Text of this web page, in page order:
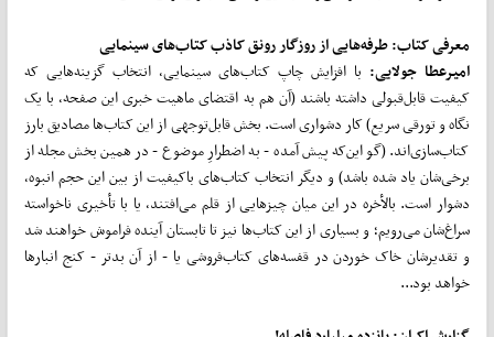
معرفی کتاب:طرفههایی از روزگار رونق کاذب کتابهای سینمایی
امیرعطا جولایی: با افزایش چاپ کتاب‌های سینمایی، انتخاب گزینه‌هایی که
کیفیت قابل‌قبولی داشته باشند (آن هم به اقتضای ماهیت خبری این صفحه، با یک
نگاه و تورقی سریع) کار دشواری است. بخش قابل‌توجهی از این کتاب‌ها مصادیق بارز
کتاب‌سازی‌اند. (گو این‌که پیش آمده - به اضطرارِ موضوع - در همین بخش مجله از
برخی‌شان یاد شده باشد) و دیگر انتخاب کتاب‌های باکیفیت از بین این حجم انبوه،
دشوار است. بالأخره در این میان چیزهایی از قلم می‌افتند، یا با تأخیری ناخواسته
سراغ‌شان می‌رویم؛ و بسیاری از این کتاب‌ها نیز تا تابستان آینده فراموش خواهند شد
و تقدیرشان خاک خوردن در قفسه‌های کتاب‌فروشی یا - از آن بدتر - کنج انبارها
خواهد بود...